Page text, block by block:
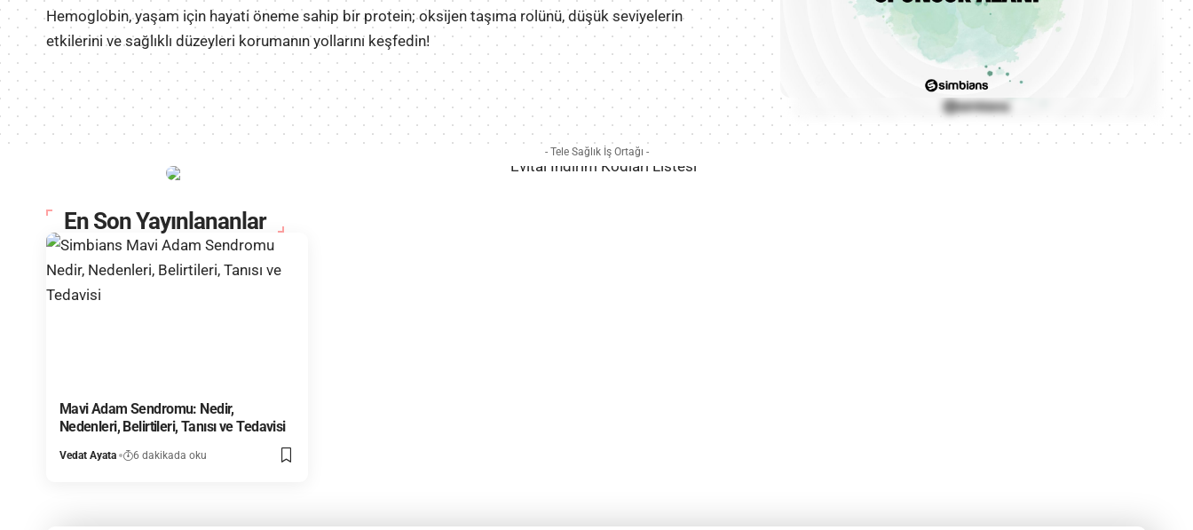
Hemoglobin, yaşam için hayati öneme sahip bir protein; oksijen taşıma rolünü, düşük seviyelerin
etkilerini ve sağlıklı düzeyleri korumanın yollarını keşfedin!
- Tele Sağlık İş Ortağı -
En Son Yayınlananlar
Mavi Adam Sendromu: Nedir,
Nedenleri, Belirtileri, Tanısı ve Tedavisi
Vedat Ayata 6 dakikada oku